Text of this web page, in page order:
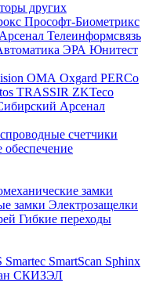
других
Прософт-Биометрикс
Телеинформсвязь
ЭРА Юнитест
ОМА Oxgard PERCo
TRASSIR ZKTeco
Арсенал
счетчики
замки
замки Электрозащелки
Гибкие переходы
Smartec SmartScan Sphinx
СКИЗЭЛ